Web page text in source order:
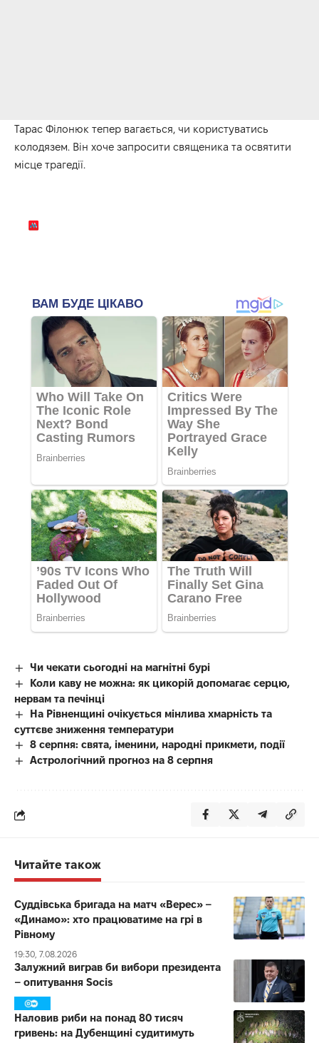
Тарас Філонюк тепер вагається, чи користуватись
колодязем. Він хоче запросити священика та освятити
місце трагедії.
Чи чекати сьогодні на магнітні бурі
Коли каву не можна: як цикорій допомагає серцю,
нервам та печінці
На Рівненщині очікується мінлива хмарність та
суттєве зниження температури
8 серпня: свята, іменини, народні прикмети, події
Астрологічний прогноз на 8 серпня
Читайте також
Суддівська бригада на матч «Верес» –
«Динамо»: хто працюватиме на грі в
Рівному
19:30, 7.08.2026
Залужний виграв би вибори президента
– опитування Socis
Наловив риби на понад 80 тисяч
гривень: на Дубенщині судитимуть